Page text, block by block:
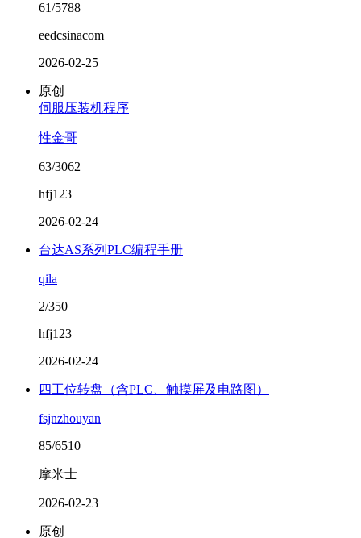
61/5788
eedcsinacom
2026-02-25
原创
伺服压装机程序
性金哥
63/3062
hfj123
2026-02-24
台达AS系列PLC编程手册
qila
2/350
hfj123
2026-02-24
四工位转盘（含PLC、触摸屏及电路图）
fsjnzhouyan
85/6510
摩米士
2026-02-23
原创